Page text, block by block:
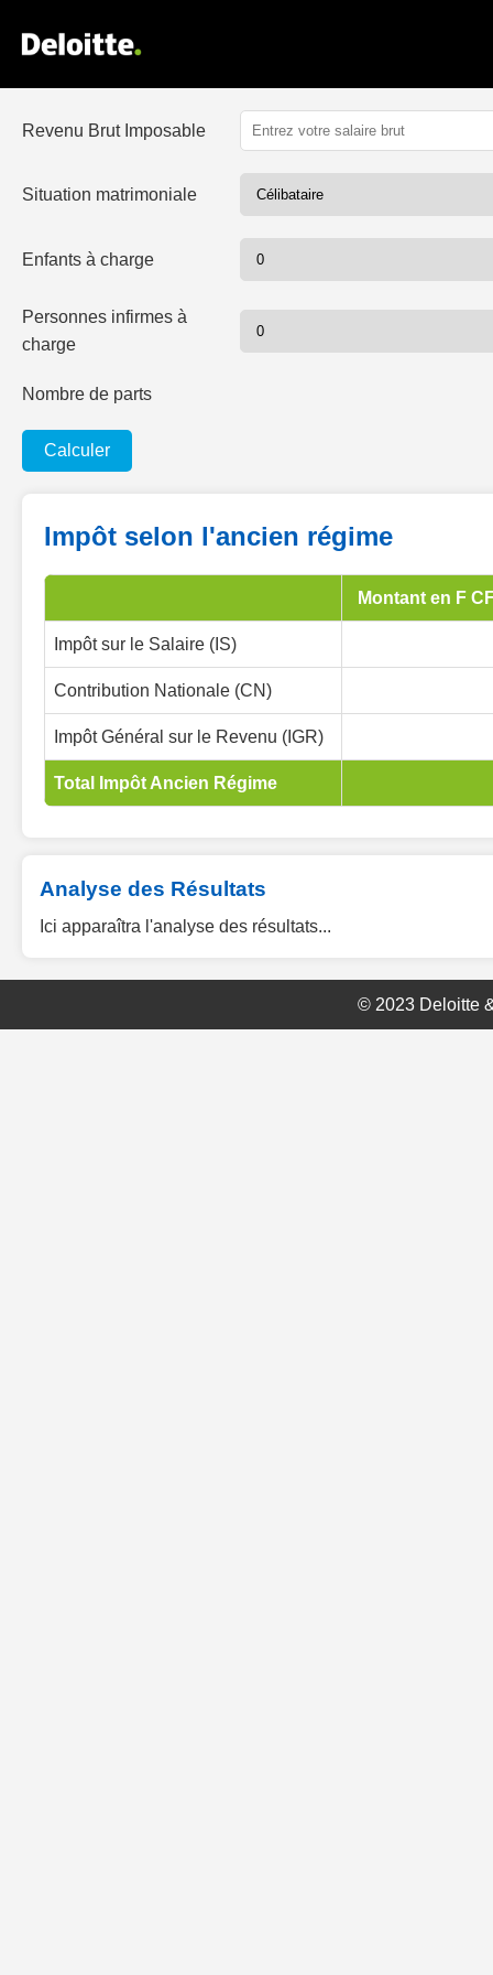
Revenu Brut Imposable
Situation matrimoniale
Enfants à charge
Personnes infirmes à
charge
Nombre de parts
Calculer
Impôt selon l'ancien régime
Montant en F
Impôt sur le Salaire (IS)
Contribution Nationale (CN)
Impôt Général sur le Revenu (IGR)
Total Impôt Ancien Régime
Analyse des Résultats
Ici apparaîtra l'analyse des résultats...
© 2023 Deloitte